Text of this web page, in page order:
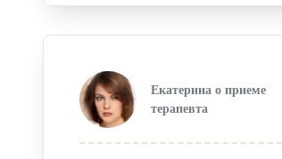
Екатерина о приеме
терапевта